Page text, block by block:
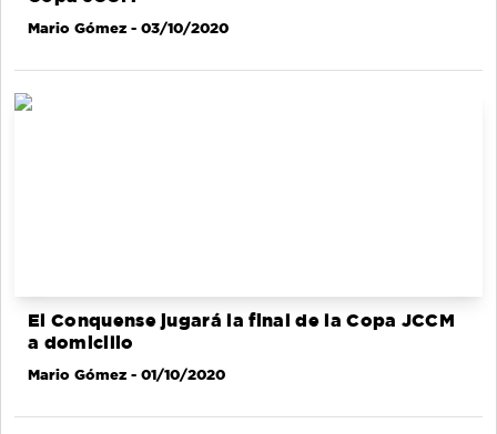
Mario Gómez - 03/10/2020
El Conquense jugará la final de la Copa JCCM
a domicilio
Mario Gómez - 01/10/2020